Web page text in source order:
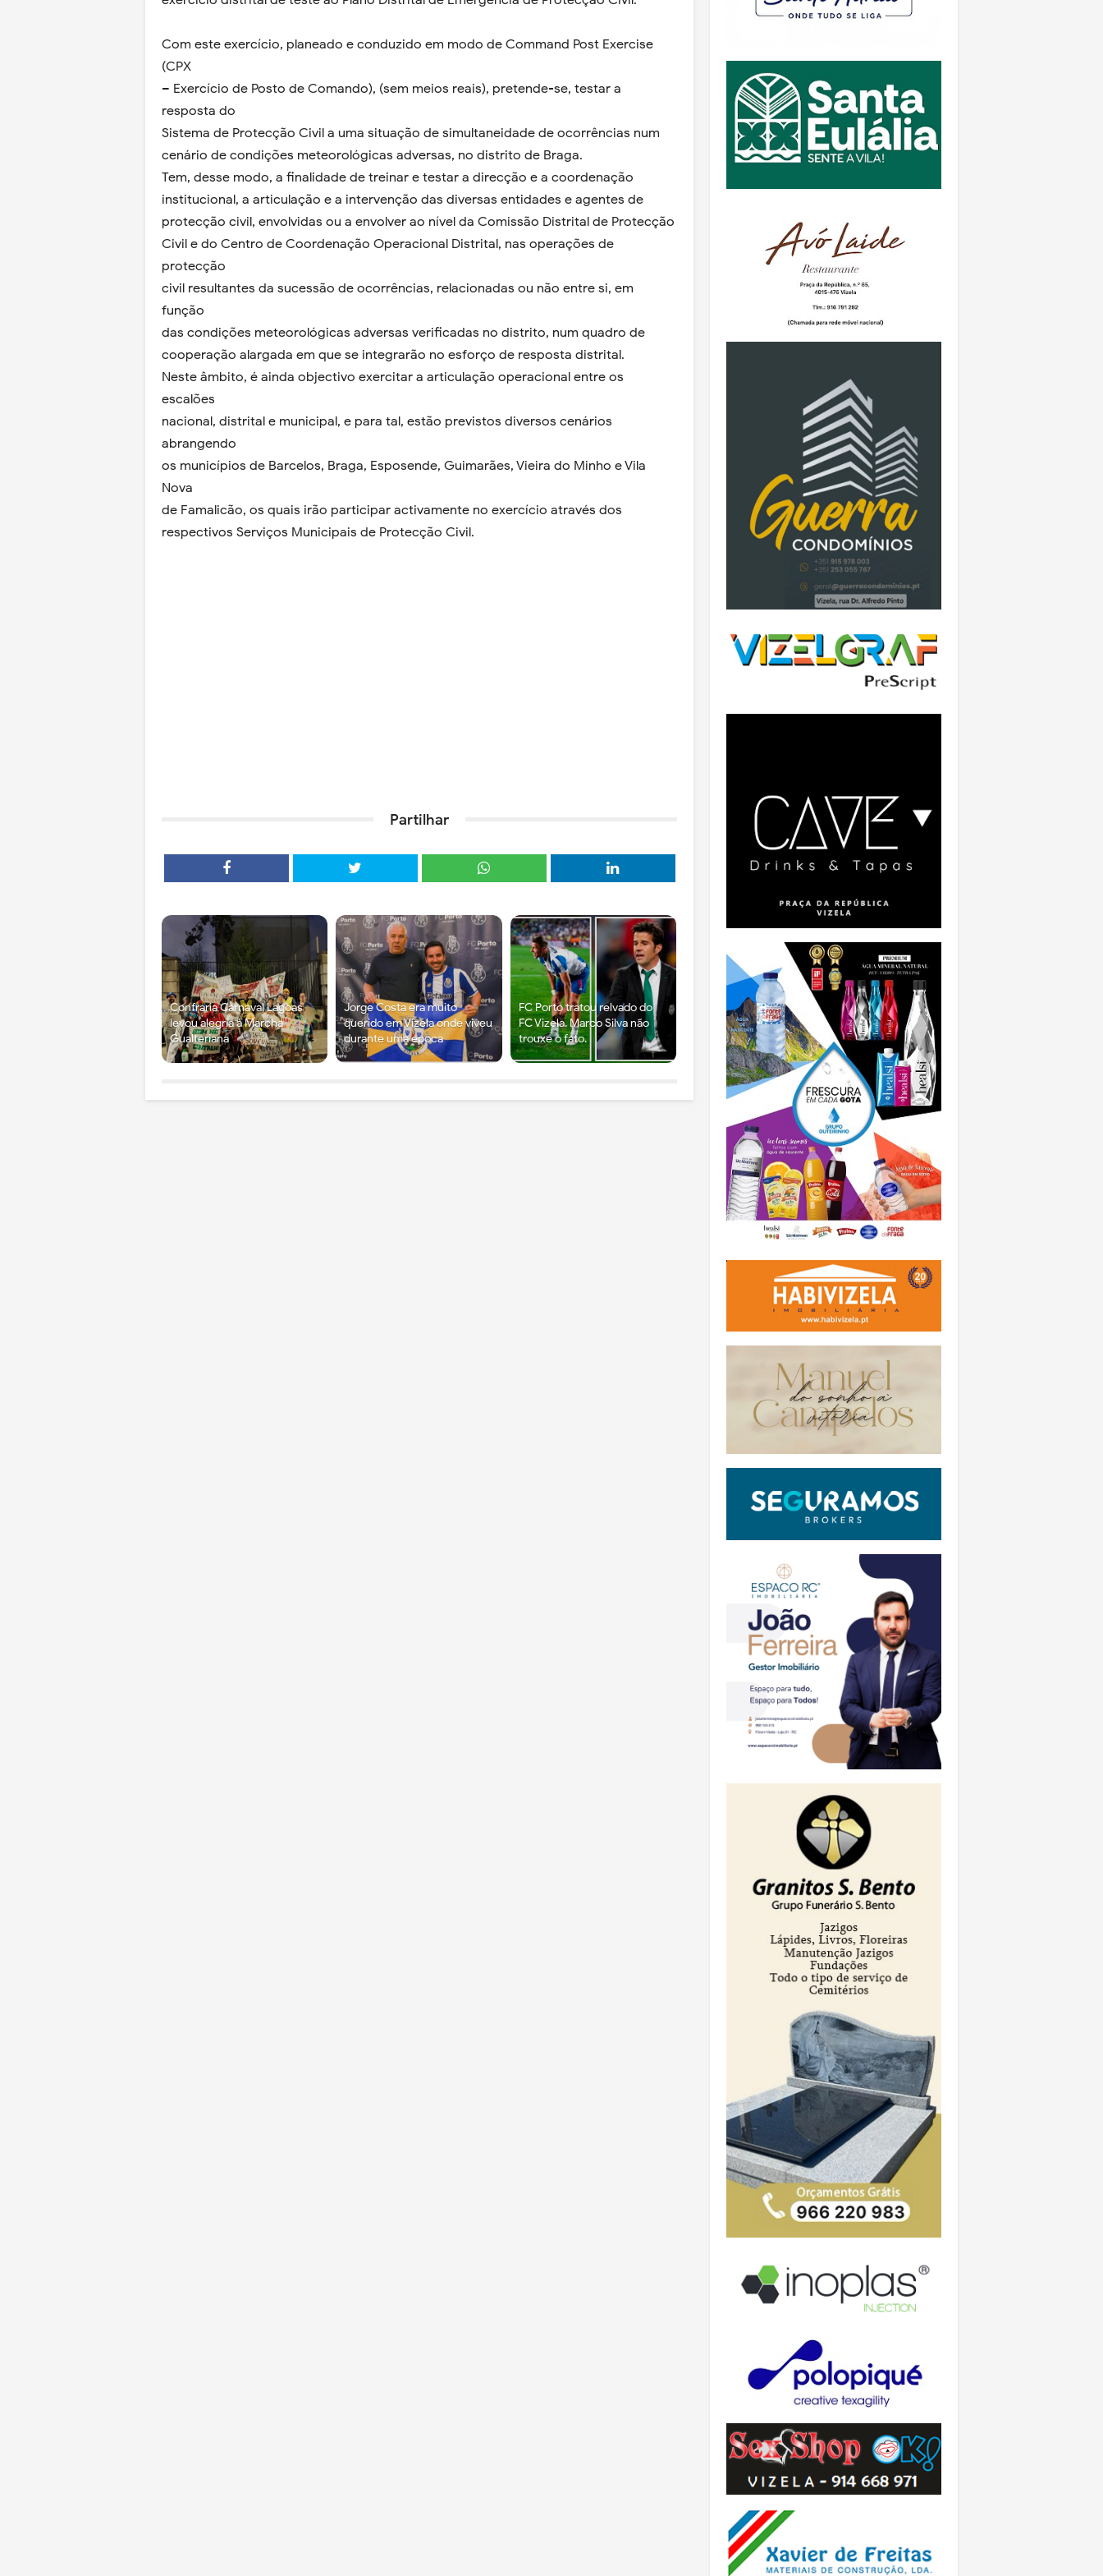
Com este exercício, planeado e conduzido em modo de Command Post Exercise
(CPX
– Exercício de Posto de Comando), (sem meios reais), pretende-se, testar a
resposta do
Sistema de Protecção Civil a uma situação de simultaneidade de ocorrências num
cenário de condições meteorológicas adversas, no distrito de Braga.
Tem, desse modo, a finalidade de treinar e testar a direcção e a coordenação
institucional, a articulação e a intervenção das diversas entidades e agentes de
protecção civil, envolvidas ou a envolver ao nível da Comissão Distrital de Protecção
Civil e do Centro de Coordenação Operacional Distrital, nas operações de
protecção
civil resultantes da sucessão de ocorrências, relacionadas ou não entre si, em
função
das condições meteorológicas adversas verificadas no distrito, num quadro de
cooperação alargada em que se integrarão no esforço de resposta distrital.
Neste âmbito, é ainda objectivo exercitar a articulação operacional entre os
escalões
nacional, distrital e municipal, e para tal, estão previstos diversos cenários
abrangendo
os municípios de Barcelos, Braga, Esposende, Guimarães, Vieira do Minho e Vila
Nova
de Famalicão, os quais irão participar activamente no exercício através dos
respectivos Serviços Municipais de Protecção Civil.
Partilhar
Confraria Carnaval Lagoas
levou alegria à Marcha
Gualteriana
Jorge Costa era muito
querido em Vizela onde viveu
durante uma época
FC Porto tratou relvado do
FC Vizela. Marco Silva não
trouxe o fato.